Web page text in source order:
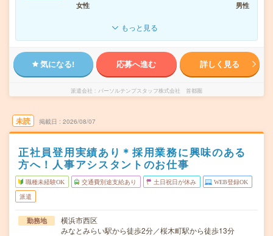
女性
男性
もっと見る
気になる! 応募へ進む 詳しく見る
派遣会社 パーソルテンプスタッフ株式会社 首都圏
未読 掲載日 2026/08/07
正社員登用実績あり＊採用業務に興味のある
方へ！人事アシスタントのお仕事
職種未経験OK 交通費別途支給あり 土日祝日が休み WEB登録OK
派遣
勤務地
横浜市西区
みなとみらい駅から徒歩2分／桜木町駅から徒歩13分